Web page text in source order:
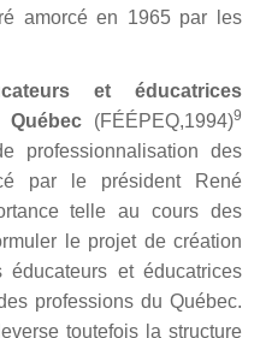
amorcé en 1965 par les
et éducatrices
(FÉÉPEQ,1994)9
professionnalisation des
par le président René
telle au cours des
le projet de création
éducateurs et éducatrices
professions du Québec.
toutefois la structure